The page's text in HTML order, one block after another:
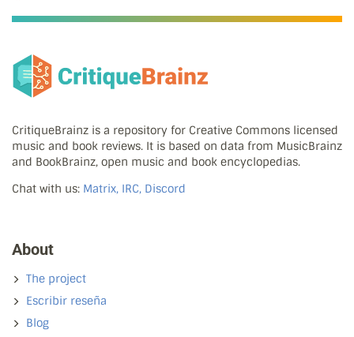
CritiqueBrainz is a repository for Creative Commons licensed
music and book reviews. It is based on data from MusicBrainz
and BookBrainz, open music and book encyclopedias.
Chat with us: Matrix, IRC, Discord
About
The project
Escribir reseña
Blog